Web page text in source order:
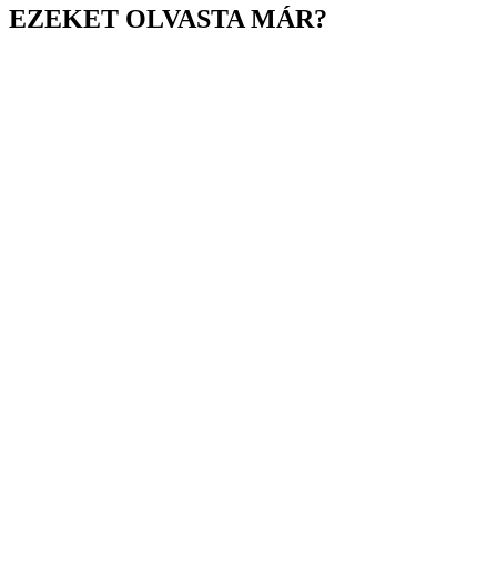
EZEKET OLVASTA MÁR?